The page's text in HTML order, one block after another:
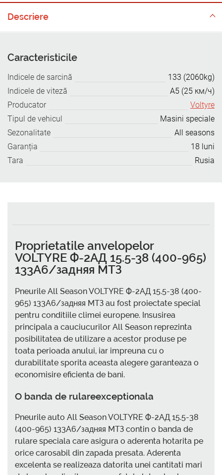
Descriere
Caracteristicile
Indicele de sarcină
133 (2060kg)
Indicele de viteză
A5 (25 км/ч)
Producator
Voltyre
Tipul de vehicul
Masini speciale
Sezonalitate
All seasons
Garanția
18 luni
Tara
Rusia
Proprietatile anvelopelor
VOLTYRE Ф-2АД 15.5-38 (400-965)
133A6/задняя МТЗ
Pneurile All Season VOLTYRE Ф-2АД 15.5-38 (400-
965) 133A6/задняя МТЗ au fost proiectate special
pentru conditiile climei europene. Insusirea
principala a cauciucurilor All Season reprezinta
posibilitatea de utilizare a acestor produse pe
toata perioada anului, iar impreuna cu o
durabilitate sporita aceasta alegere garanteaza o
economisire eficienta de bani.
O banda de rulareexceptionala
Pneurile auto All Season VOLTYRE Ф-2АД 15.5-38
(400-965) 133A6/задняя МТЗ contin o banda de
rulare speciala care asigura o aderenta hotarita pe
orice carosabil din zapada presata. Aderenta
excelenta se realizeaza datorita unei cantitati mari